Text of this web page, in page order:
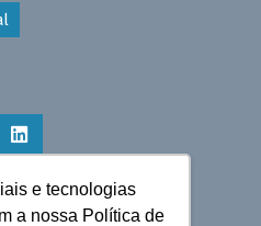
e tecnologias
a nossa Política de